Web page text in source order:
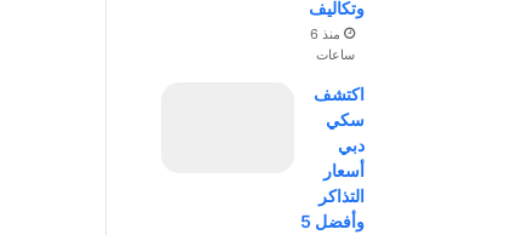
وتكاليف
منذ 6
ساعات
اكتشف
سكي
دبي
أسعار
التذاكر
وأفضل 5